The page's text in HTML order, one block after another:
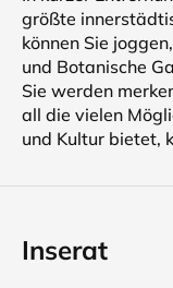
größte
können Sie
und Botanische
Sie werden
all die vielen
und Kultur bietet,
Inserat